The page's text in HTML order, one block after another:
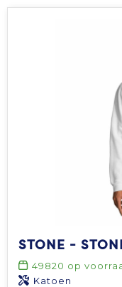
STONE -
49820 op
Katoen